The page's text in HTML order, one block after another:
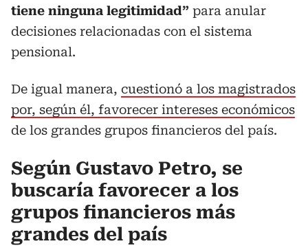
tiene ninguna legitimidad” para anular
decisiones relacionadas con el sistema
pensional.
De igual manera, cuestionó a los magistrados
por, según él, favorecer intereses económicos
de los grandes grupos financieros del país.
Según Gustavo Petro, se
buscaría favorecer a los
grupos financieros más
grandes del país